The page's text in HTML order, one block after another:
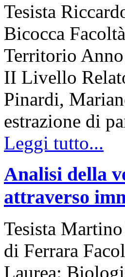
Tesista
Bicocca
Territorio
II Livello
Pinardi,
estrazione di
Leggi tutto...
Analisi della
attraverso
Tesista
di Ferrara
Laurea: